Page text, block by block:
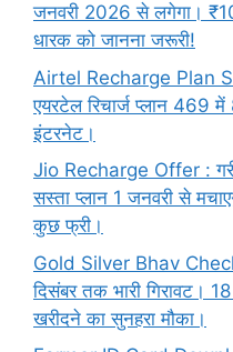
जनवरी 2026 से लगेगा।
धारक को जानना जरूरी!
Airtel Recharge Plan
एयरटेल रिचार्ज प्लान 469 में
इंटरनेट।
Jio Recharge Offer :
सस्ता प्लान 1 जनवरी से
कुछ फ्री।
Gold Silver Bhav
दिसंबर तक भारी
खरीदने का सुनहरा मौका।